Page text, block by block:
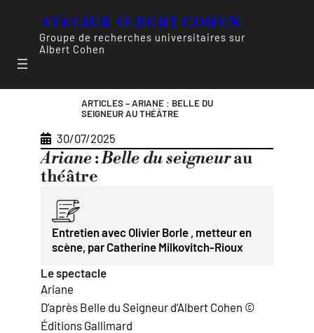
ATELIER ALBERT COHEN
Groupe de recherches universitaires sur
Albert Cohen
ARTICLES – ARIANE : BELLE DU
SEIGNEUR AU THÉÂTRE
30/07/2025
Ariane:Belle du seigneurau
théâtre
Entretien avec Olivier Borle , metteur en
scène, par Catherine Milkovitch-Rioux
Le spectacle
Ariane
D’après Belle du Seigneur d’Albert Cohen ©
Éditions Gallimard